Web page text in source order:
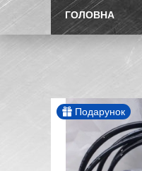
ГОЛОВНА
Подарунок